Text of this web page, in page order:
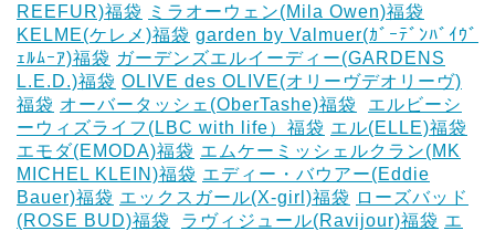
REEFUR)福袋
ミラオーウェン(Mila Owen)福袋
KELME(ケレメ)福袋 ‎garden by Valmuer(ｶﾞｰﾃﾞﾝﾊﾞｲｳﾞ
ｪﾙﾑｰｱ)福袋 ガーデンズエルイーディー(GARDENS
L.E.D.)福袋 OLIVE des OLIVE(オリーヴデオリーヴ)
福袋 オーバータッシェ(OberTashe)福袋
エルビーシ
ーウィズライフ(LBC with life）福袋 エル(ELLE)福袋
エモダ(EMODA)福袋 エムケーミッシェルクラン(MK
MICHEL KLEIN)福袋 エディー・バウアー(Eddie
Bauer)福袋 エックスガール(X-girl)福袋 ローズバッド
(ROSE BUD)福袋
ラヴィジュール(Ravijour)福袋 エ